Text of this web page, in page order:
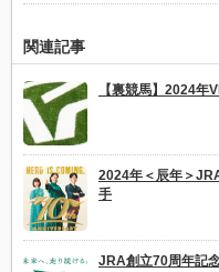
関連記事
【裏競馬】2024年
2024年＜辰年＞
手
JRA創立70周年記